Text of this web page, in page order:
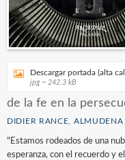
Descargar portada (alta
jpg ~ 242.3 kB
de la fe en la
DIDIER RANCE ALMUDENA
"Estamos rodeados de una
esperanza, con el recuerdo y